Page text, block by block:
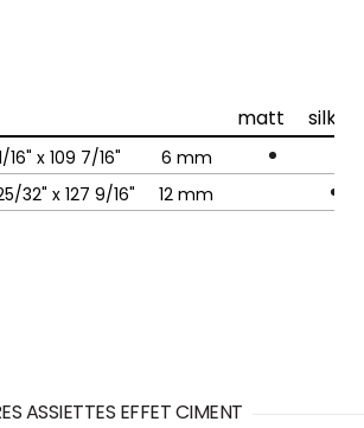
matt silk
x 109 7/16" 6 mm
32" x 127 9/16"
12 mm
ASSIETTES EFFET CIMENT